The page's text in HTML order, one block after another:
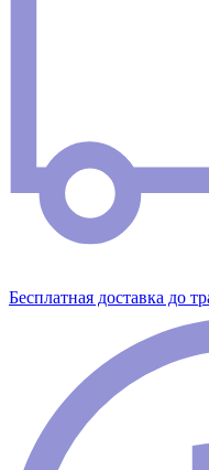
Бесплатная доставка до